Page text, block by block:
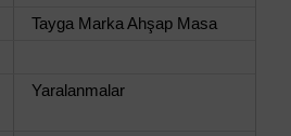
Tayga Marka Ahşap Masa
Yaralanmalar